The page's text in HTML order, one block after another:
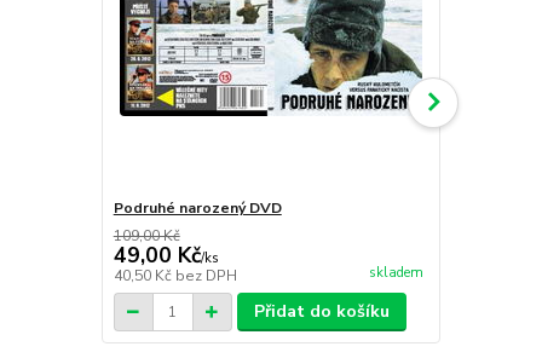
Podruhé narozený DVD
109,00 Kč
49,00 Kč/ks
40,50 Kč bez DPH skladem
Přidat do košíku